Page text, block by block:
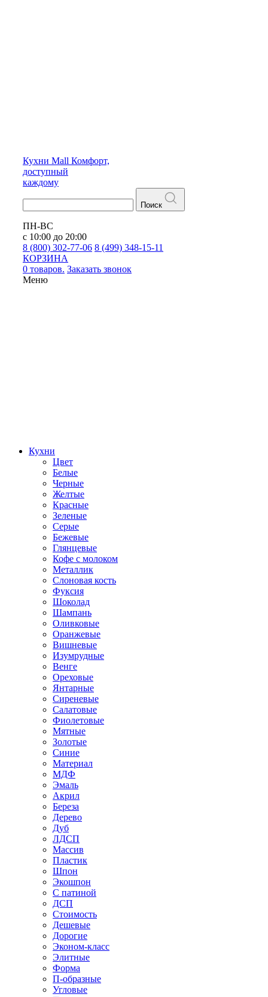
Кухни Mall Комфорт,
доступный
каждому
Поиск
ПН-ВС
с 10:00 до 20:00
8 (800) 302-77-06 8 (499) 348-15-11
КОРЗИНА
0 товаров. Заказать звонок
Меню
Кухни
Цвет
Белые
Черные
Желтые
Красные
Зеленые
Серые
Бежевые
Глянцевые
Кофе с молоком
Металлик
Слоновая кость
Фуксия
Шоколад
Шампань
Оливковые
Оранжевые
Вишневые
Изумрудные
Венге
Ореховые
Янтарные
Сиреневые
Салатовые
Фиолетовые
Мятные
Золотые
Синие
Материал
МДФ
Эмаль
Акрил
Береза
Дерево
Дуб
ЛДСП
Массив
Пластик
Шпон
Экошпон
С патиной
ДСП
Стоимость
Дешевые
Дорогие
Эконом-класс
Элитные
Форма
П-образные
Угловые